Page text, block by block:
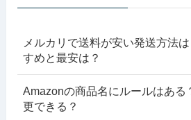
メルカリで送料が安い発送方法
すめと最安は？
Amazonの商品名にルールはある
更できる？